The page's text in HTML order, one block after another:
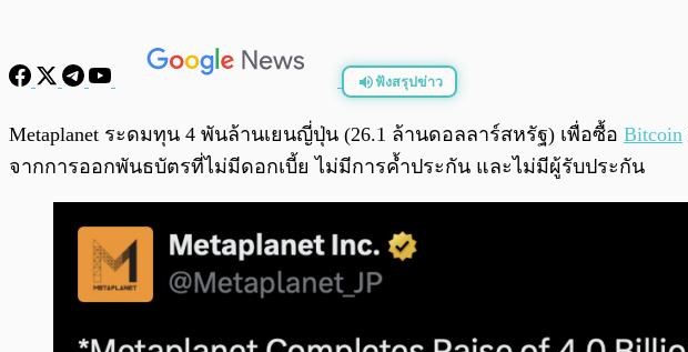
ฟังสรุปข่าว
Metaplanet ระดมทุน 4 พันล้านเยนญี่ปุ่น (26.1 ล้านดอลลาร์สหรัฐ) เพื่อซื้อ Bitcoin
จากการออกพันธบัตรที่ไม่มีดอกเบี้ย ไม่มีการค้ำประกัน และไม่มีผู้รับประกัน